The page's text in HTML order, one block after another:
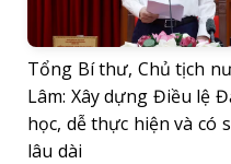
Tổng Bí thư, Chủ tịch
Lâm: Xây dựng Điều lệ
học, dễ thực hiện và có
lâu dài